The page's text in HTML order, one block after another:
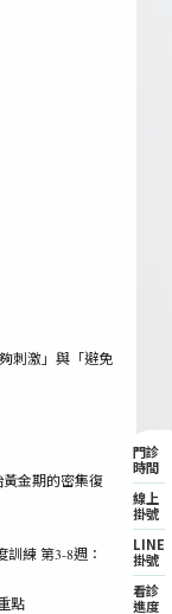
刺激」與「避免
金期的密集復
練 第3-8週：
點
門診
時間
線上
掛號
LINE
掛號
看診
進度